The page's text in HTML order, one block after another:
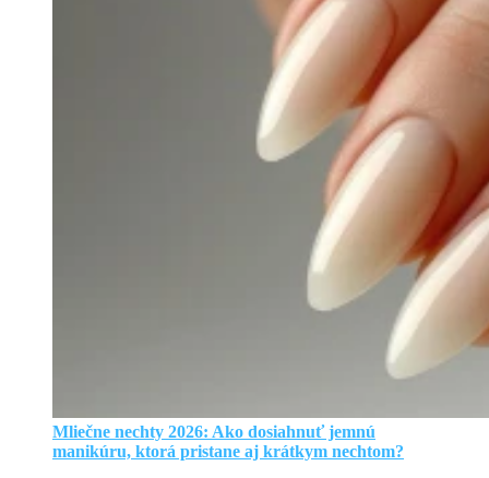
Mliečne nechty 2026: Ako dosiahnuť jemnú
manikúru, ktorá pristane aj krátkym nechtom?